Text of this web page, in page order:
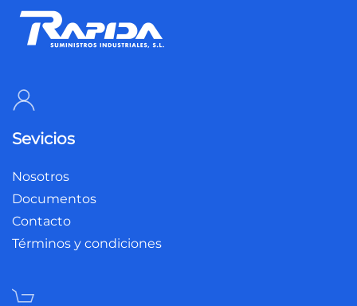
Sevicios
Nosotros
Documentos
Contacto
Términos y condiciones